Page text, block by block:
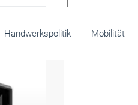
Handwerkspolitik Mobilität